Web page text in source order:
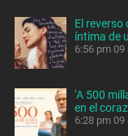
El reverso
íntima de
6:56 pm 09
‘A 500
en el
6:28 pm 09